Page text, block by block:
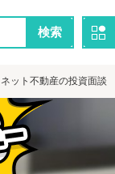
検索
ット不動産の投資面談